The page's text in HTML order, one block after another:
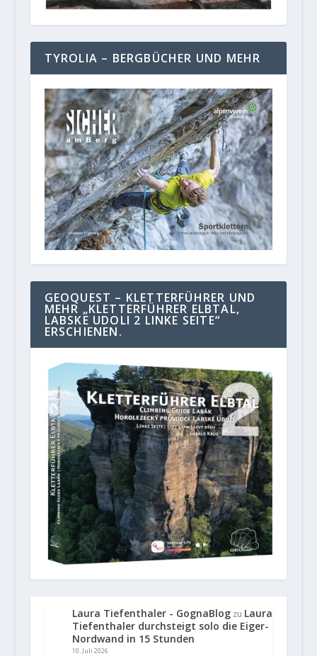
TYROLIA – BERGBÜCHER UND MEHR
GEOQUEST – KLETTERFÜHRER UND
MEHR „KLETTERFÜHRER ELBTAL,
LABSKE UDOLI 2 LINKE SEITE“
ERSCHIENEN.
Laura Tiefenthaler - GognaBlogzu Laura
Tiefenthaler durchsteigt solo die Eiger-
Nordwand in 15 Stunden
10. Juli 2026